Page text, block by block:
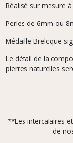
Réalisé sur mesure
Perles de 6mm ou
Médaille Breloque
Le détail de la
pierres naturelles
**Les intercalaires
de